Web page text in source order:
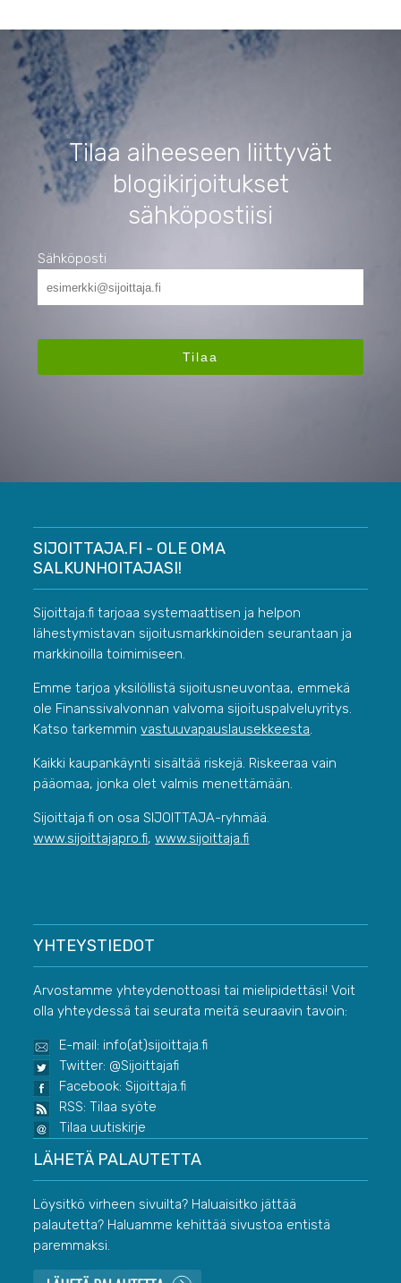
Tilaa aiheeseen liittyvät
blogikirjoitukset
sähköpostiisi
Sähköposti
SIJOITTAJA.FI - OLE OMA
SALKUNHOITAJASI!
Sijoittaja.fi tarjoaa systemaattisen ja helpon
lähestymistavan sijoitusmarkkinoiden seurantaan ja
markkinoilla toimimiseen.
Emme tarjoa yksilöllistä sijoitusneuvontaa, emmekä
ole Finanssivalvonnan valvoma sijoituspalveluyritys.
Katso tarkemminvastuuvapauslausekkeesta.
Kaikki kaupankäynti sisältää riskejä. Riskeeraa vain
pääomaa, jonka olet valmis menettämään.
Sijoittaja.fi on osa SIJOITTAJA-ryhmää.
www.sijoittajapro.fi,www.sijoittaja.fi
YHTEYSTIEDOT
Arvostamme yhteydenottoasi tai mielipidettäsi! Voit
olla yhteydessä tai seurata meitä seuraavin tavoin:
E-mail: info(at)sijoittaja.fi
Twitter: @Sijoittajafi
Facebook: Sijoittaja.fi
RSS: Tilaa syöte
Tilaa uutiskirje
LÄHETÄ PALAUTETTA
Löysitkö virheen sivuilta? Haluaisitko jättää
palautetta? Haluamme kehittää sivustoa entistä
paremmaksi.